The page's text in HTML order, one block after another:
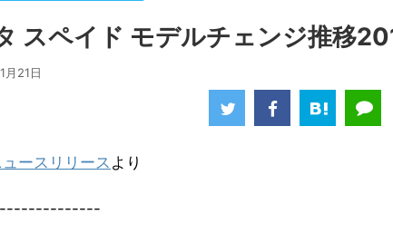
スペイド モデルチェンジ推移
月21日
ュースリリース より